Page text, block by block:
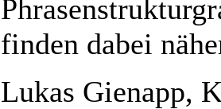
finden dabei
Lukas Gienapp,